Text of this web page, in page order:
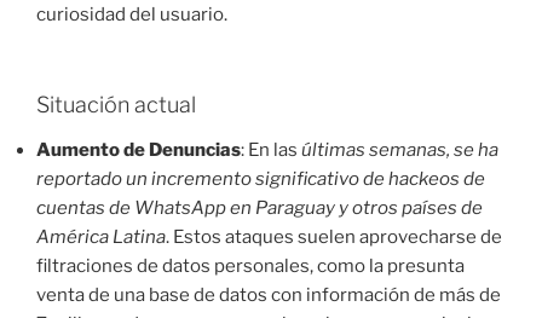
curiosidad del usuario.
Situación actual
Aumento de Denuncias: En las últimas semanas, se ha
reportado un incremento significativo de hackeos de
cuentas de WhatsApp en Paraguay y otros países de
América Latina. Estos ataques suelen aprovecharse de
filtraciones de datos personales, como la presunta
venta de una base de datos con información de más de